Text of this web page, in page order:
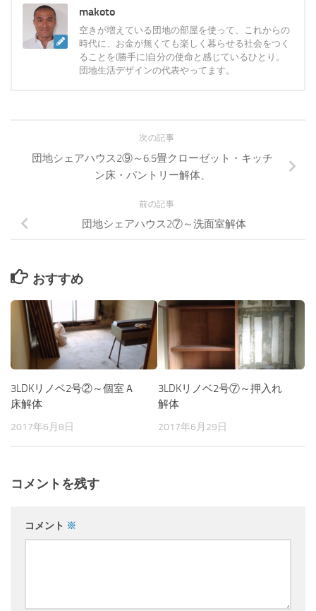
makoto
空きが増えている団地の部屋を使って、これからの
時代に、お金が無くても楽しく暮らせる社会をつく
ることを(勝手に)自分の使命と感じているひとり。
団地生活デザインの代表やってます。
次の記事
団地シェアハウス2⑨～6.5畳クローゼット・キッチ
ン床・パントリー解体、
前の記事
団地シェアハウス2⑦～洗面室解体
おすすめ
3LDKリノベ2号②～個室Ａ
床解体
2017年6月8日
3LDKリノベ2号⑦～押入れ
解体
2017年6月29日
コメントを残す
コメント ※